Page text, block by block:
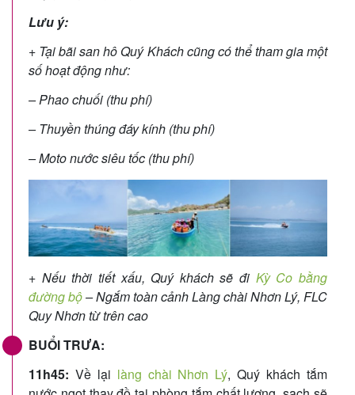
Lưu ý:
+ Tại bãi san hô Quý Khách cũng có thể tham gia một
số hoạt động như:
– Phao chuối (thu phí)
– Thuyền thúng đáy kính (thu phí)
– Moto nước siêu tốc (thu phí)
+ Nếu thời tiết xấu, Quý khách sẽ đi Kỳ Co bằng
đường bộ– Ngắm toàn cảnh Làng chài Nhơn Lý, FLC
Quy Nhơn từ trên cao
BUỔI TRƯA:
11h45: Về lại làng chài Nhơn Lý, Quý khách tắm